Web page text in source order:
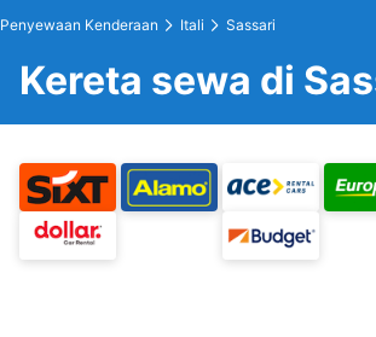
Penyewaan Kenderaan Itali Sassari
Kereta sewa di